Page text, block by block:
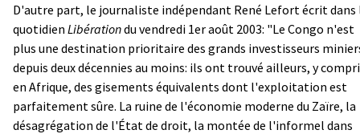
D'autre part, le journaliste indépendant René Lefort écrit dans
quotidien Libérationdu vendredi 1er août 2003: "Le Congo n'est
plus une destination prioritaire des grands investisseurs
depuis deux décennies au moins: ils ont trouvé ailleurs, y
en Afrique, des gisements équivalents dont l'exploitation est
parfaitement sûre. La ruine de l'économie moderne du Zaïre, la
désagrégation de l'État de droit, la montée de l'informel dans